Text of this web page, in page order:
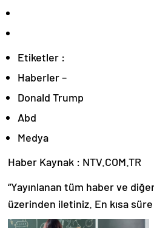
Etiketler :
Haberler –
Donald Trump
Abd
Medya
Haber Kaynak : NTV.COM.TR
“Yayınlanan tüm haber ve
üzerinden iletiniz. En kısa